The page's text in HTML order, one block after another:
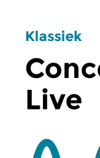
Klassiek
Live